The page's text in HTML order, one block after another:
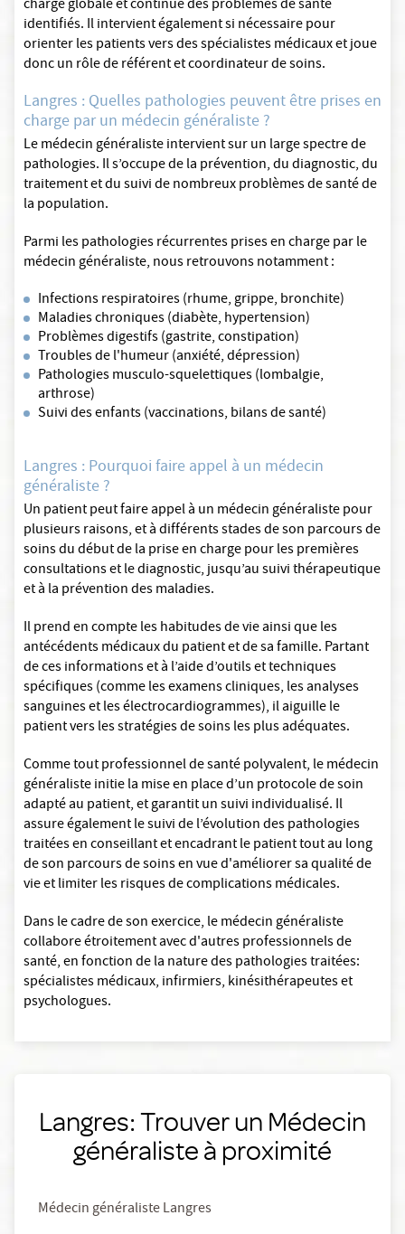
charge globale et continue des problèmes de santé
identifiés. Il intervient également si nécessaire pour
orienter les patients vers des spécialistes médicaux et joue
donc un rôle de référent et coordinateur de soins.
Langres : Quelles pathologies peuvent être prises en
charge par un médecin généraliste ?
Le médecin généraliste intervient sur un large spectre de
pathologies. Il s’occupe de la prévention, du diagnostic, du
traitement et du suivi de nombreux problèmes de santé de
la population.
Parmi les pathologies récurrentes prises en charge par le
médecin généraliste, nous retrouvons notamment :
Infections respiratoires (rhume, grippe, bronchite)
Maladies chroniques (diabète, hypertension)
Problèmes digestifs (gastrite, constipation)
Troubles de l'humeur (anxiété, dépression)
Pathologies musculo-squelettiques (lombalgie,
arthrose)
Suivi des enfants (vaccinations, bilans de santé)
Langres : Pourquoi faire appel à un médecin
généraliste ?
Un patient peut faire appel à un médecin généraliste pour
plusieurs raisons, et à différents stades de son parcours de
soins du début de la prise en charge pour les premières
consultations et le diagnostic, jusqu’au suivi thérapeutique
et à la prévention des maladies.
Il prend en compte les habitudes de vie ainsi que les
antécédents médicaux du patient et de sa famille. Partant
de ces informations et à l’aide d’outils et techniques
spécifiques (comme les examens cliniques, les analyses
sanguines et les électrocardiogrammes), il aiguille le
patient vers les stratégies de soins les plus adéquates.
Comme tout professionnel de santé polyvalent, le médecin
généraliste initie la mise en place d’un protocole de soin
adapté au patient, et garantit un suivi individualisé. Il
assure également le suivi de l’évolution des pathologies
traitées en conseillant et encadrant le patient tout au long
de son parcours de soins en vue d'améliorer sa qualité de
vie et limiter les risques de complications médicales.
Dans le cadre de son exercice, le médecin généraliste
collabore étroitement avec d'autres professionnels de
santé, en fonction de la nature des pathologies traitées:
spécialistes médicaux, infirmiers, kinésithérapeutes et
psychologues.
Langres: Trouver un Médecin
généraliste à proximité
Médecin généraliste Langres